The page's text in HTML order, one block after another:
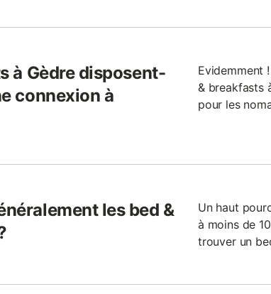
à Gèdre disposent-
connexion à
Evidemment
& breakfasts
pour les
les bed &
Un haut
à moins de
trouver un